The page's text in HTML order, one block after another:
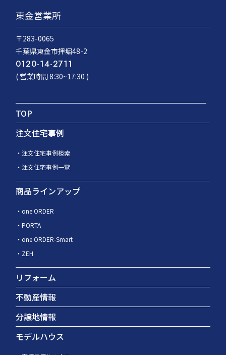
東金営業所
〒283-0065
千葉県東金市押堀48-2
0120-14-2711
( 営業時間 8:30~17:30 )
TOP
注文住宅事例
注文住宅事例検索
注文住宅事例一覧
商品ラインアップ
one ORDER
PORTA
one ORDER-Smart
ZEH
リフォーム
不動産情報
分譲地情報
モデルハウス